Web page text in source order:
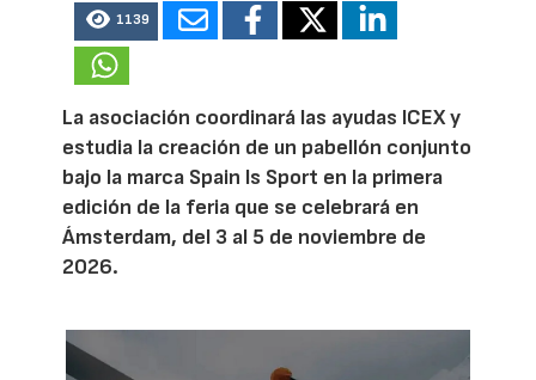
1139
La asociación coordinará las ayudas ICEX y
estudia la creación de un pabellón conjunto
bajo la marca Spain Is Sport en la primera
edición de la feria que se celebrará en
Ámsterdam, del 3 al 5 de noviembre de
2026.